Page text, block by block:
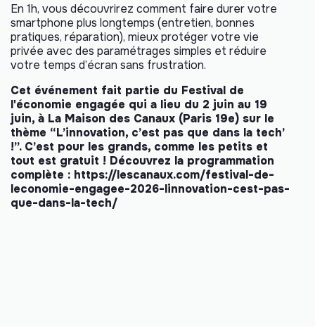
​En 1h, vous découvrirez comment ​faire durer votre
smartphone plus longtemps (entretien, bonnes
pratiques, réparation), ​mieux protéger votre vie
privée avec des paramétrages simples et réduire
votre temps d’écran sans frustration.
Cet événement fait partie du Festival de
l'économie engagée qui a lieu du 2 juin au 19
juin, à La Maison des Canaux (Paris 19e) sur le
thème “L’innovation, c’est pas que dans la tech’
!”. C’est pour les grands, comme les petits et
tout est gratuit ! Découvrez la programmation
complète : https://lescanaux.com/festival-de-
leconomie-engagee-2026-linnovation-cest-pas-
que-dans-la-tech/